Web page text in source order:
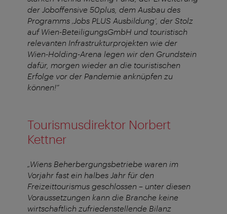
der Joboffensive 50plus, dem Ausbau des
Programms ‚Jobs PLUS Ausbildung‘, der Stolz
auf Wien-BeteiligungsGmbH und touristisch
relevanten Infrastrukturprojekten wie der
Wien-Holding-Arena legen wir den Grundstein
dafür, morgen wieder an die touristischen
Erfolge vor der Pandemie anknüpfen zu
können!“
Tourismusdirektor Norbert
Kettner
„Wiens Beherbergungsbetriebe waren im
Vorjahr fast ein halbes Jahr für den
Freizeittourismus geschlossen – unter diesen
Voraussetzungen kann die Branche keine
wirtschaftlich zufriedenstellende Bilanz